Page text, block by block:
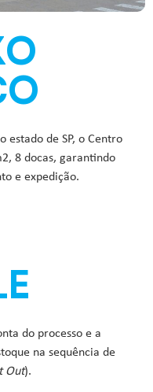
estado de SP, o Centro
8 docas, garantindo
e expedição.
do processo e a
na sequência de
Out).